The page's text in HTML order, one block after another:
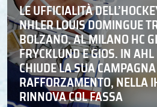
LE UFFICIALITÀ
NHLER LOUIS DOMINGUE
BOLZANO. AL MILANO HC
FRYCKLUND E GIOS. IN
CHIUDE LA SUA
RAFFORZAMENTO, NELLA
RINNOVA COL FASSA